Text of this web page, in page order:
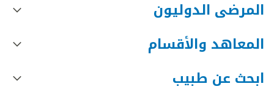
المرضى الدوليون
المعاهد والأقسام
ابحث عن طبيب